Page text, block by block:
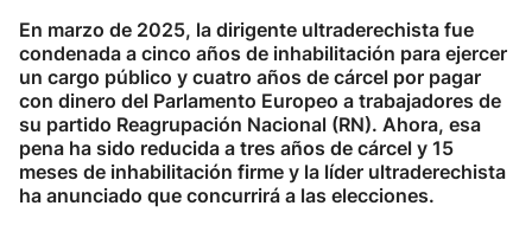
En marzo de 2025, la dirigente ultraderechista fue
condenada a cinco años de inhabilitación para ejercer
un cargo público y cuatro años de cárcel por pagar
con dinero del Parlamento Europeo a trabajadores de
su partido Reagrupación Nacional (RN). Ahora, esa
pena ha sido reducida a tres años de cárcel y 15
meses de inhabilitación firme y la líder ultraderechista
ha anunciado que concurrirá a las elecciones.